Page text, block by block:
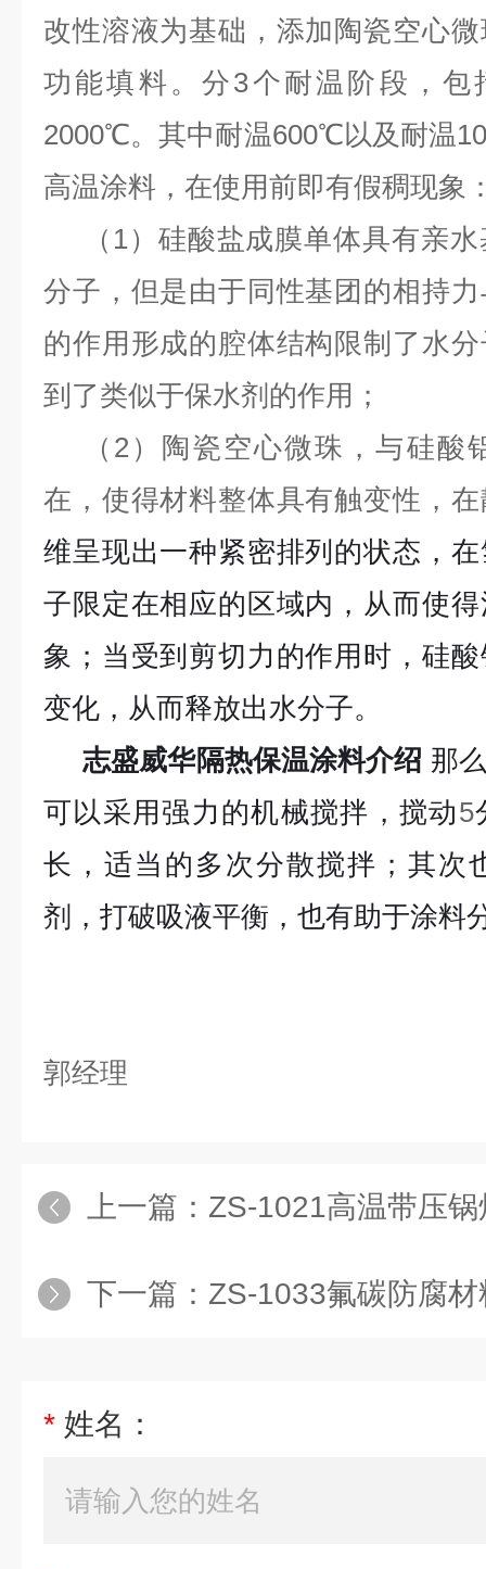
改性溶液为基础，添加陶瓷空心
功能填料。分3个耐温阶段，
2000℃。其中耐温600℃以及耐温
高温涂料，在使用前即有假稠现象
（1）硅酸盐成膜单体具有亲
分子，但是由于同性基团的相持
的作用形成的腔体结构限制了水
到了类似于保水剂的作用；
（2）陶瓷空心微珠，与硅酸
在，使得材料整体具有触变性，
维呈现出一种紧密排列的状态，
子限定在相应的区域内，从而使
象；当受到剪切力的作用时，硅
变化，从而释放出水分子。
志盛威华隔热保温涂料介绍 那
可以采用强力的机械搅拌，搅动5
长，适当的多次分散搅拌；其次
剂，打破吸液平衡，也有助于涂料
郭经理
上一篇： ZS-1021高温带压
下一篇： ZS-1033氟碳防腐
* 姓名：